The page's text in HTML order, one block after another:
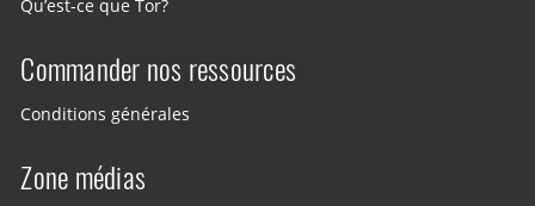
Qu’est-ce que Tor?
Commander nos ressources
Conditions générales
Zone médias